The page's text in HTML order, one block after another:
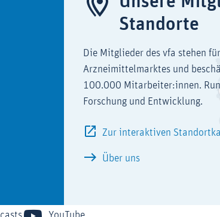
Standorte
Die Mitglieder des vfa stehen
Arzneimittelmarktes und
100.000 Mitarbeiter:innen.
Forschung und Entwicklung.
Zur interaktiven
Über uns